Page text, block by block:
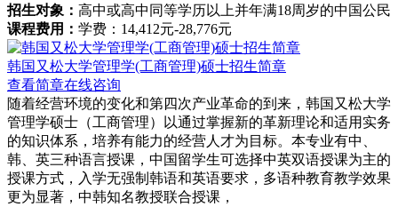
招生对象： 高中或高中同等学历以上并年满18周岁的中国公民
课程费用： 学费：14,412元-28,776元
韩国又松大学管理学(工商管理)硕士招生简章
查看简章在线咨询
随着经营环境的变化和第四次产业革命的到来，韩国又松大学
管理学硕士（工商管理）以通过掌握新的革新理论和适用实务
的知识体系，培养有能力的经营人才为目标。本专业有中、
韩、英三种语言授课，中国留学生可选择中英双语授课为主的
授课方式，入学无强制韩语和英语要求，多语种教育教学效果
更为显著，中韩知名教授联合授课，